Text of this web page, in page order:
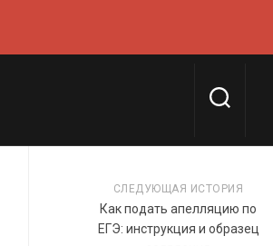
СЛЕДУЮЩАЯ ИСТОРИЯ
Как подать апелляцию по
ЕГЭ: инструкция и образец